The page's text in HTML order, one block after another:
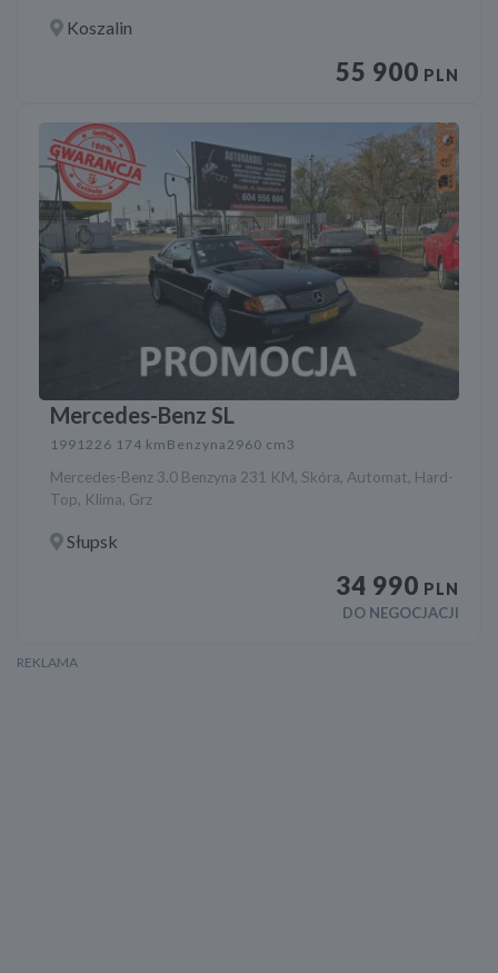
Koszalin
55 900 PLN
Mercedes-Benz SL
1991226 174 km Benzyna2960 cm3
Mercedes-Benz 3.0 Benzyna 231 KM, Skóra, Automat, Hard-
Top, Klima, Grz
Słupsk
34 990 PLN
DO NEGOCJACJI